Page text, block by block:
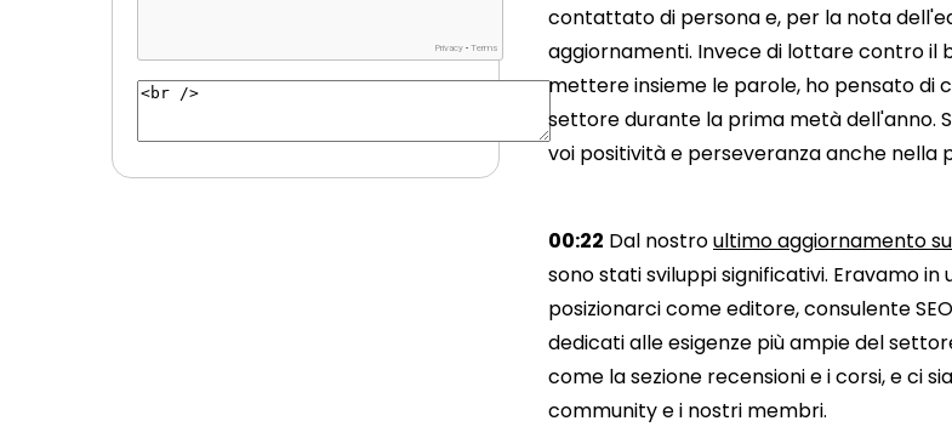
contattato di persona e, per la nota
aggiornamenti. Invece di lottare contro il
mettere insieme le parole, ho pensato di
settore durante la prima metà dell'anno.
voi positività e perseveranza anche nella
00:22 Dal nostroultimo aggiornamento su
sono stati sviluppi significativi. Eravamo
posizionarci come editore, consulente
dedicati alle esigenze più ampie del
come la sezione recensioni e i corsi, e ci
community e i nostri membri.